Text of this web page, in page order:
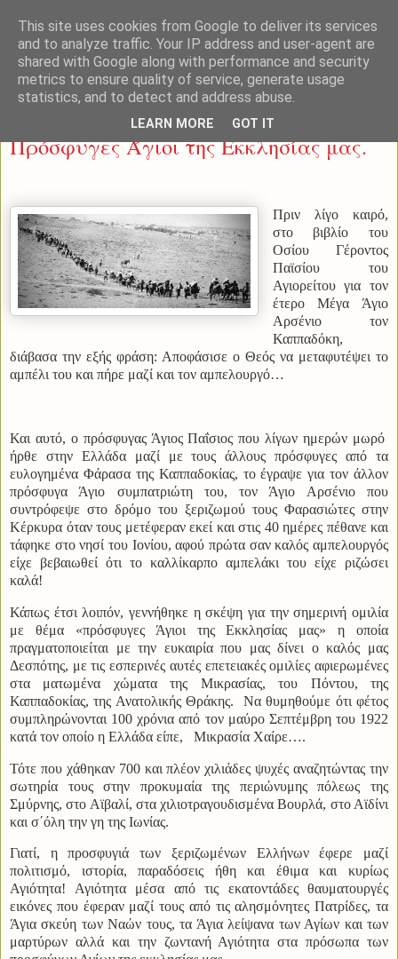
Κυριακή 22 Μαΐου 2022
Πρόσφυγες Άγιοι της Εκκλησίας μας.
Πριν λίγο καιρό,
στο βιβλίο του
Οσίου Γέροντος
Παϊσίου του
Αγιορείτου για τον
έτερο Μέγα Άγιο
Αρσένιο τον
Καππαδόκη,
διάβασα την εξής φράση: Αποφάσισε ο Θεός να μεταφυτέψει το
αμπέλι του και πήρε μαζί και τον αμπελουργό…
Και αυτό, ο πρόσφυγας Άγιος Παΐσιος που λίγων ημερών μωρό
ήρθε στην Ελλάδα μαζί με τους άλλους πρόσφυγες από τα
ευλογημένα Φάρασα της Καππαδοκίας, το έγραψε για τον άλλον
πρόσφυγα Άγιο συμπατριώτη του, τον Άγιο Αρσένιο που
συντρόφεψε στο δρόμο του ξεριζωμού τους Φαρασιώτες στην
Κέρκυρα όταν τους μετέφεραν εκεί και στις 40 ημέρες πέθανε και
τάφηκε στο νησί του Ιονίου, αφού πρώτα σαν καλός αμπελουργός
είχε βεβαιωθεί ότι το καλλίκαρπο αμπελάκι του είχε ριζώσει
καλά!
Κάπως έτσι λοιπόν, γεννήθηκε η σκέψη για την σημερινή ομιλία
με θέμα «πρόσφυγες Άγιοι της Εκκλησίας μας» η οποία
πραγματοποιείται με την ευκαιρία που μας δίνει ο καλός μας
Δεσπότης, με τις εσπερινές αυτές επετειακές ομιλίες αφιερωμένες
στα ματωμένα χώματα της Μικρασίας, του Πόντου, της
Καππαδοκίας, της Ανατολικής Θράκης.
Να θυμηθούμε ότι φέτος
συμπληρώνονται 100 χρόνια από τον μαύρο Σεπτέμβρη του 1922
κατά τον οποίο η Ελλάδα είπε,
Μικρασία Χαίρε….
Τότε που χάθηκαν 700 και πλέον χιλιάδες ψυχές αναζητώντας την
σωτηρία τους στην προκυμαία της περιώνυμης πόλεως της
Σμύρνης, στο Αϊβαλί, στα χιλιοτραγουδισμένα Βουρλά, στο Αϊδίνι
και σ΄όλη την γη της Ιωνίας.
Γιατί, η προσφυγιά των ξεριζωμένων Ελλήνων έφερε μαζί
πολιτισμό, ιστορία, παραδόσεις ήθη και έθιμα και κυρίως
Αγιότητα! Αγιότητα μέσα από τις εκατοντάδες θαυματουργές
εικόνες που έφεραν μαζί τους από τις αλησμόνητες Πατρίδες, τα
Άγια σκεύη των Ναών τους, τα Άγια λείψανα των Αγίων και των
μαρτύρων αλλά και την ζωντανή Αγιότητα στα πρόσωπα των
This site uses cookies from Google to deliver its services
and to analyze traffic. Your IP address and user-agent are
shared with Google along with performance and security
metrics to ensure quality of service, generate usage
statistics, and to detect and address abuse.
LEARN MORE GOT IT